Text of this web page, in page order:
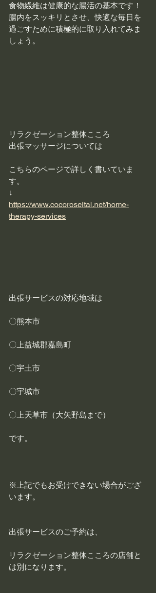
食物繊維は健康的な腸活の基本です！
腸内をスッキリとさせ、快適な毎日を
過ごすために積極的に取り入れてみま
しょう。
リラクゼーション整体こころ
出張マッサージについては
こちらのページで詳しく書いていま
す。
↓
https://www.cocoroseitai.net/home-
therapy-services
出張サービスの対応地域は
〇熊本市
〇上益城郡嘉島町
〇宇土市
〇宇城市
〇上天草市（大矢野島まで）
です。
※上記でもお受けできない場合がござ
います。
出張サービスのご予約は、
リラクゼーション整体こころの店舗と
は別になります。